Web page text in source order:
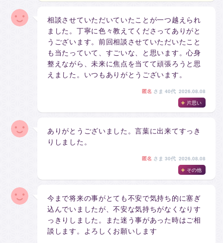
相談させていただいていたことが一つ越えられ
ました。丁寧に色々教えてくださってありがと
うございます。前回相談させていただいたこと
も当たっていて、すごいな、と思います。心身
整えながら、未来に焦点を当てて頑張ろうと思
えました。いつもありがとうございます。
匿名 さま 40代 2026.08.08
片思い
ありがとうございました。言葉に出来てすっき
りしました。
匿名 さま 30代 2026.08.08
その他
今まで将来の事がとても不安で気持ち的に塞ぎ
込んでいましたが、不安な気持ちがなくなりす
っきりしました。また迷う事があった時はご相
談します。よろしくお願いします